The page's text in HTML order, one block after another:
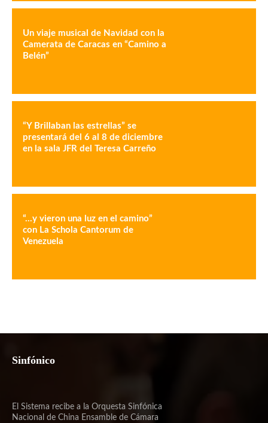
Un viaje musical de Navidad con la
Camerata de Caracas en “Camino a
Belén”
“Y Brillaban las estrellas” se
presentará del 6 al 8 de diciembre
en la sala JFR del Teresa Carreño
“…y vieron una luz en el camino”
con La Schola Cantorum de
Venezuela
Sinfónico
El Sistema recibe a la Orquesta Sinfónica
Nacional de China Ensamble de Cámara